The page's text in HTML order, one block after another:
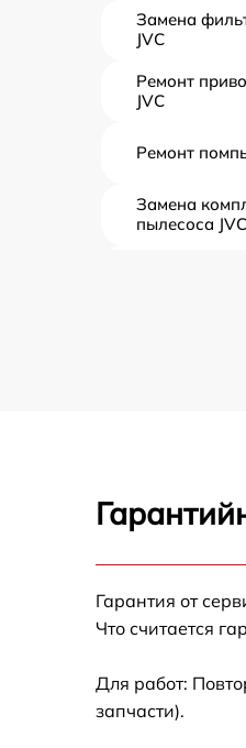
Замена
JVC
Ремонт
JVC
Ремонт
Замена
пылесоса JVC
Ремонт
пылесоса JVC
Гарантия от
Что считается
Для работ:
запчасти).